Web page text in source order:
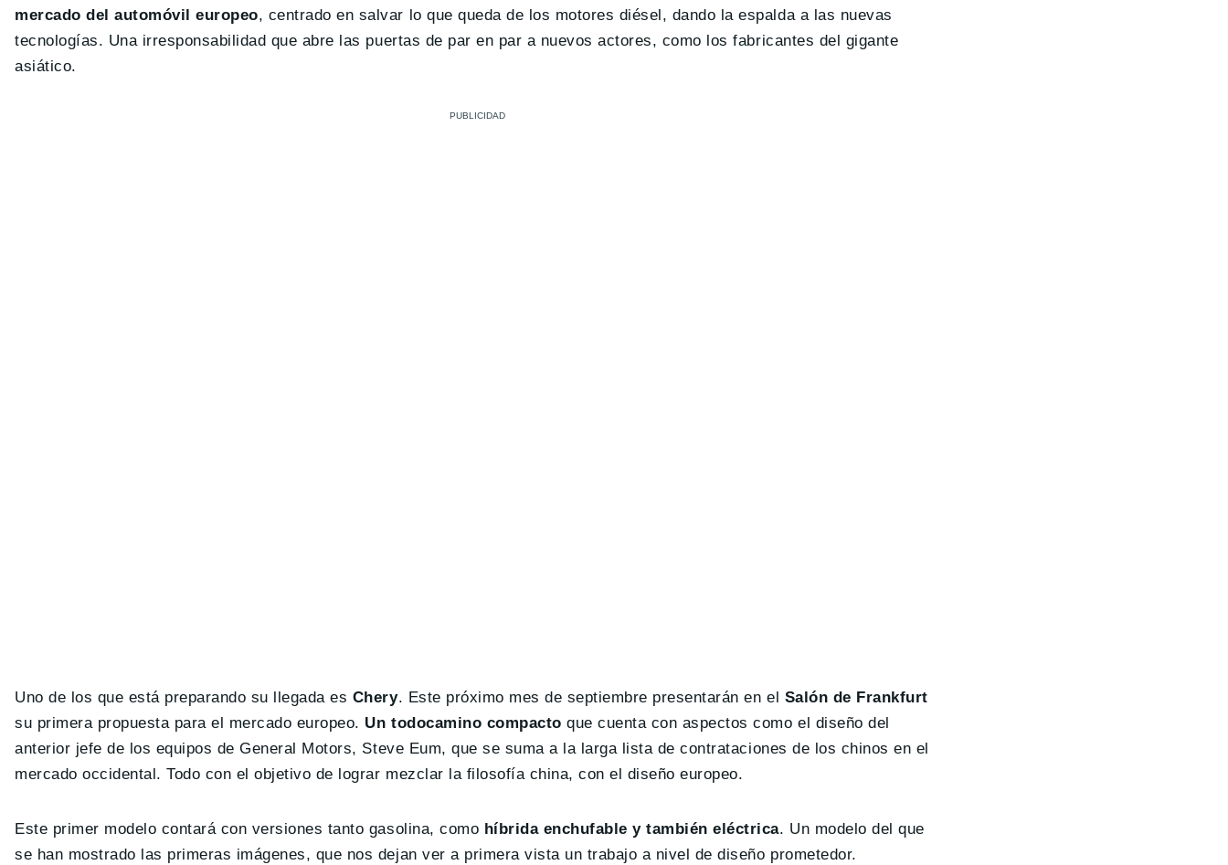
mercado del automóvil europeo, centrado en salvar lo que queda de los motores diésel, dando la espalda a las nuevas
tecnologías. Una irresponsabilidad que abre las puertas de par en par a nuevos actores, como los fabricantes del gigante
asiático.
Uno de los que está preparando su llegada es Chery. Este próximo mes de septiembre presentarán en el Salón de Frankfurt
su primera propuesta para el mercado europeo. Un todocamino compacto que cuenta con aspectos como el diseño del
anterior jefe de los equipos de General Motors, Steve Eum, que se suma a la larga lista de contrataciones de los chinos en el
mercado occidental. Todo con el objetivo de lograr mezclar la filosofía china, con el diseño europeo.
Este primer modelo contará con versiones tanto gasolina, como híbrida enchufable y también eléctrica. Un modelo del que
se han mostrado las primeras imágenes, que nos dejan ver a primera vista un trabajo a nivel de diseño prometedor.